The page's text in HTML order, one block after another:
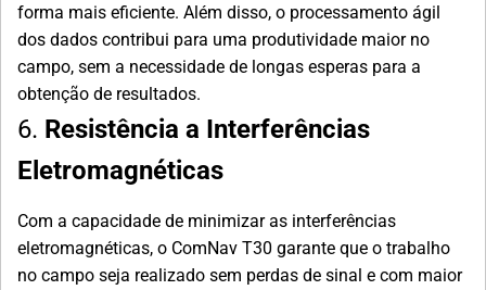
forma mais eficiente. Além disso, o processamento ágil
dos dados contribui para uma produtividade maior no
campo, sem a necessidade de longas esperas para a
obtenção de resultados.
6. Resistência a Interferências
Eletromagnéticas
Com a capacidade de minimizar as interferências
eletromagnéticas, o ComNav T30 garante que o trabalho
no campo seja realizado sem perdas de sinal e com maior